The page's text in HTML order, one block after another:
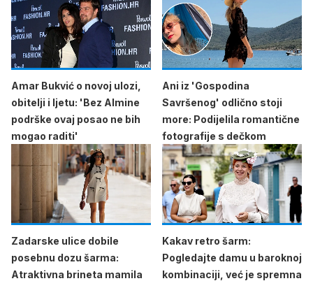
Amar Bukvić o novoj ulozi,
obitelji i ljetu: 'Bez Almine
podrške ovaj posao ne bih
mogao raditi'
Ani iz 'Gospodina
Savršenog' odlično stoji
more: Podijelila romantične
fotografije s dečkom
Zadarske ulice dobile
posebnu dozu šarma:
Atraktivna brineta mamila
Kakav retro šarm:
Pogledajte damu u baroknoj
kombinaciji, već je spremna